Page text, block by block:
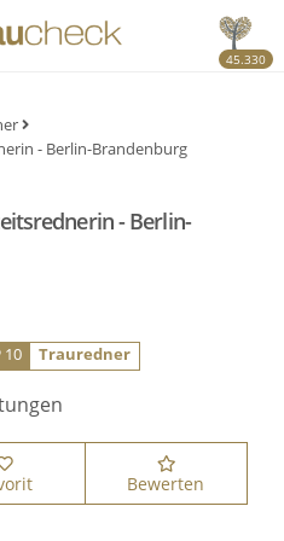
45.330
- Berlin-Brandenburg
- Berlin-
10 Trauredner
Bewerten